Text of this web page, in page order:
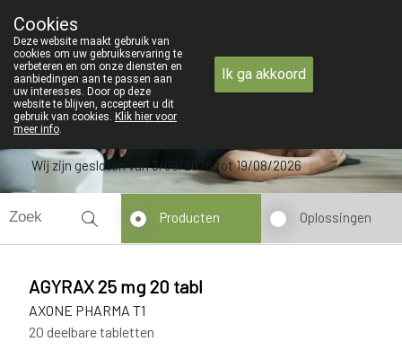
09 228 32 36
Wij zijn gesloten van 3/08/2026 tot 19/08/2026
Producten Oplossingen
AGYRAX 25 mg 20 tabl
AXONE PHARMA T1
20 deelbare tabletten
Cookies
Deze website maakt gebruik van
cookies om uw gebruikservaring te
verbeteren en om onze diensten en
aanbiedingen aan te passen aan
uw interesses. Door op deze
website te blijven, accepteert u dit
gebruik van cookies. Klik hier voor
meer info.
Ik ga akkoord